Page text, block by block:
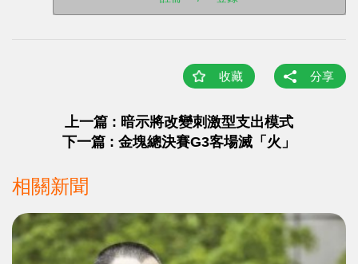
收藏 分享
上一篇 : 暗示將改變刺激型支出模式
下一篇 : 金塊總決賽G3客場滅「火」
相關新聞